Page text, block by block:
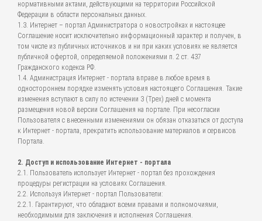
нормативными актами, действующими на территории Российской
Федерации в области персональных данных.
1.3. Интернет – портал Администратора о новостройках и настоящее
Соглашение носит исключительно информационный характер и получен, в
том числе из публичных источников и ни при каких условиях не является
публичной офертой, определяемой положениями п. 2 ст. 437
Гражданского кодекса РФ.
1.4. Администрация Интернет - портала вправе в любое время в
одностороннем порядке изменять условия настоящего Соглашения. Такие
изменения вступают в силу по истечении 3 (Трех) дней с момента
размещения новой версии Соглашения на портале. При несогласии
Пользователя с внесенными изменениями он обязан отказаться от доступа
к Интернет - портала, прекратить использование материалов и сервисов
Портала.
2. Доступ и использование Интернет - портала
2.1. Пользователь использует Интернет - портал без прохождения
процедуры регистрации на условиях Соглашения.
2.2. Используя Интернет - портал Пользователи:
2.2.1. Гарантируют, что обладают всеми правами и полномочиями,
необходимыми для заключения и исполнения Соглашения.